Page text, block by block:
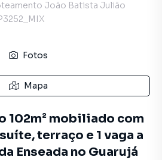
João Batista Julião
Fotos
Mapa
102m² mobiliado com
terraço e 1 vaga a
Enseada no Guarujá